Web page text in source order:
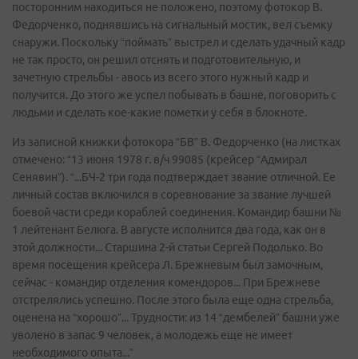
посторонним находиться не положено, поэтому фотокор В.
Федорченко, поднявшись на сигнальный мостик, вел съемку
снаружи. Поскольку “поймать” выстрел и сделать удачный кадр
не так просто, он решил отснять и подготовительную, и
зачетную стрельбы - авось из всего этого нужный кадр и
получится. До этого же успел побывать в башне, поговорить с
людьми и сделать кое-какие пометки у себя в блокноте.
Из записной книжки фотокора “БВ” В. Федорченко (на листках
отмечено: “13 июня 1978 г. в/ч 99085 (крейсер “Адмирал
Сенявин”). “...БЧ-2 три года подтверждает звание отличной. Ее
личный состав включился в соревнование за звание лучшей
боевой части среди кораблей соединения. Командир башни №
1 лейтенант Белюга. В августе исполнится два года, как он в
этой должности... Старшина 2-й статьи Сергей Подолько. Во
время посещения крейсера Л. Брежневым был замочным,
сейчас - командир отделения комендоров... При Брежневе
отстрелялись успешно. После этого была еще одна стрельба,
оценена на “хорошо”... Трудности: из 14 “дембелей” башни уже
уволено в запас 9 человек, а молодежь еще не имеет
необходимого опыта...”